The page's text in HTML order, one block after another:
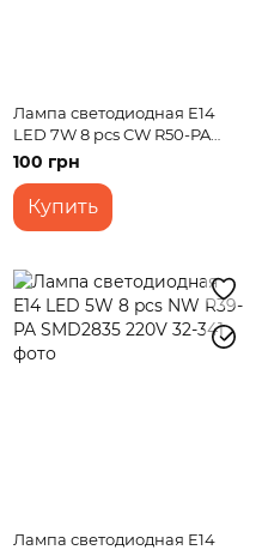
Лампа светодиодная E14
LED 7W 8 pcs CW R50-PA
SMD2835 220V
100 грн
Купить
Лампа светодиодная E14